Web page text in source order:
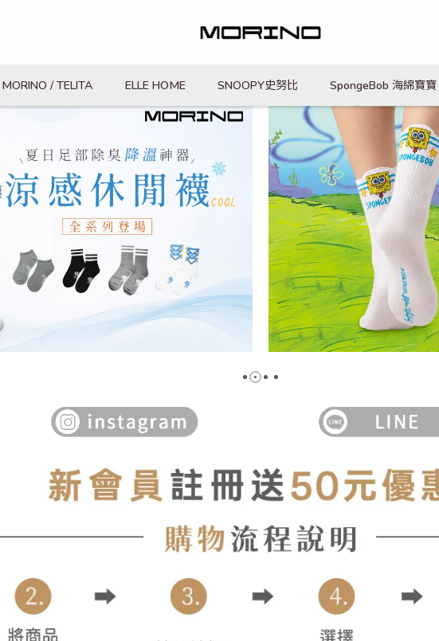
MORINO / TELITA ELLE HOME SNOOPY史努比 SpongeBob 海綿寶寶